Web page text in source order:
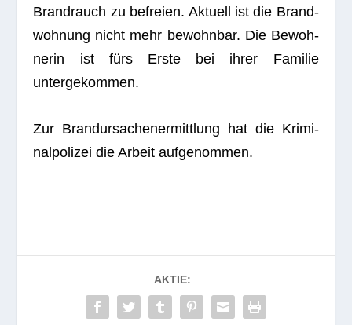
Brand­rauch zu befreien. Aktu­ell ist die Brand­
woh­nung nicht mehr bewohn­bar. Die Bewoh­
ne­rin ist fürs Erste bei ihrer Fami­lie
untergekommen.
Zur Brand­ur­sa­chen­er­mitt­lung hat die Kri­mi­
nal­po­li­zei die Arbeit aufgenommen.
AKTIE: